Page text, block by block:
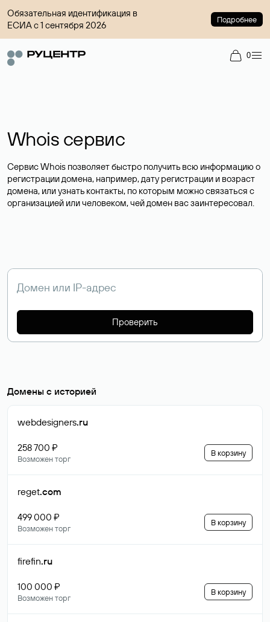
Обязательная идентификация в
ЕСИА с 1 сентября 2026
Подробнее
0
Whois сервис
Сервис Whois позволяет быстро получить всю информацию о
регистрации домена, например, дату регистрации и возраст
домена, или узнать контакты, по которым можно связаться с
организацией или человеком, чей домен вас заинтересовал.
Проверить
Домены с историей
webdesigners.ru
258 700 ₽
Возможен торг
В корзину
reget.com
499 000 ₽
Возможен торг
В корзину
firefin.ru
100 000 ₽
Возможен торг
В корзину